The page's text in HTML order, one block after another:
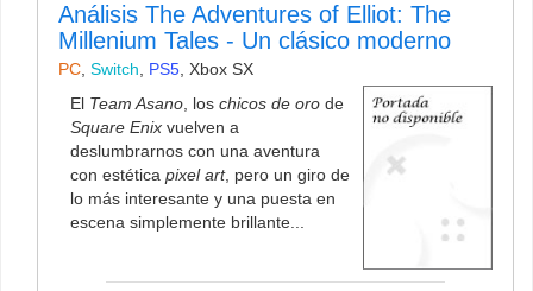
Análisis The Adventures of Elliot: The
Millenium Tales - Un clásico moderno
PC, Switch, PS5, Xbox SX
El Team Asano, los chicos de oro de
Square Enix vuelven a
deslumbrarnos con una aventura
con estética pixel art, pero un giro de
lo más interesante y una puesta en
escena simplemente brillante...